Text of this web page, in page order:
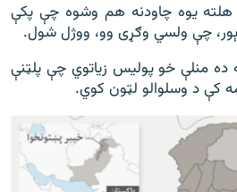
هلته یوه چاودنه هم وشوه چې پکې
چې ولسي وګړی وو، ووژل شول.
ده منلې خو پولیس زیاتوي چې پلټنې
کې د وسلوالو لټون کوي.